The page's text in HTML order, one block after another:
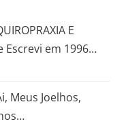
E
Escrevi em 1996…
Meus Joelhos,